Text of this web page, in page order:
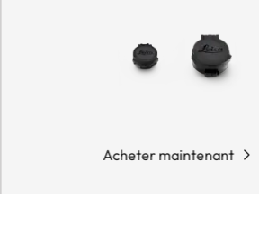
Acheter maintenant